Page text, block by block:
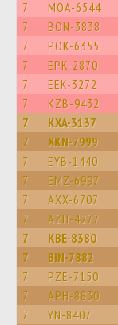
7 MOA-6544
7 BON-3838
7 POK-6355
7 EPK-2870
7 EEK-3272
7 KZB-9432
7 KXA-3137
7 XKN-7999
7 EYB-1440
7 EMZ-6997
7 AXX-6707
7 AZH-4277
7 KBE-8380
7 BIN-7882
7 PZE-7150
7 APH-8830
7 YN-8407